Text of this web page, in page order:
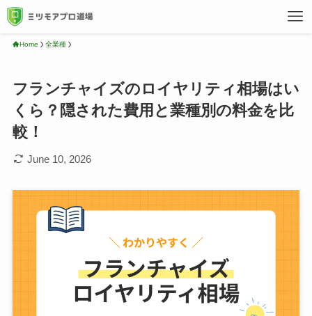
Home 全業種
フランチャイズのロイヤリティ相場はい
くら？隠された費用と業種別の料金を比
較！
June 10, 2026